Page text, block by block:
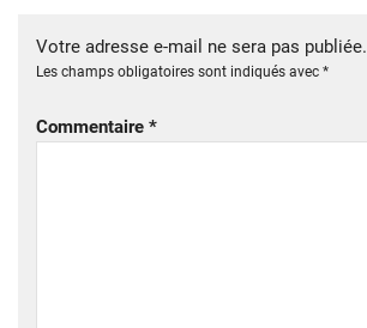
Votre adresse e-mail ne sera pas publiée.
Les champs obligatoires sont indiqués avec *
Commentaire *